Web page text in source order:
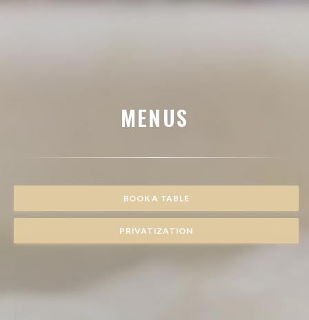
MENUS
BOOK A TABLE
PRIVATIZATION